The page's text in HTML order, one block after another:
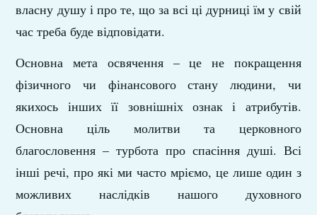
власну душу і про те, що за всі ці дурниці їм у свій
час треба буде відповідати.
Основна мета освячення – це не покращення
фізичного чи фінансового стану людини, чи
якихось інших її зовнішніх ознак і атрибутів.
Основна ціль молитви та церковного
благословення – турбота про спасіння душі. Всі
інші речі, про які ми часто мріємо, це лише один з
можливих наслідків нашого духовного